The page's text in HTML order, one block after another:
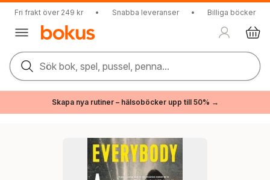
Fri frakt över 249 kr • Snabba leveranser • Billiga böcker
Sök bok, spel, pussel, penna...
Skapa nya rutiner – hälsoböcker upp till 50% →